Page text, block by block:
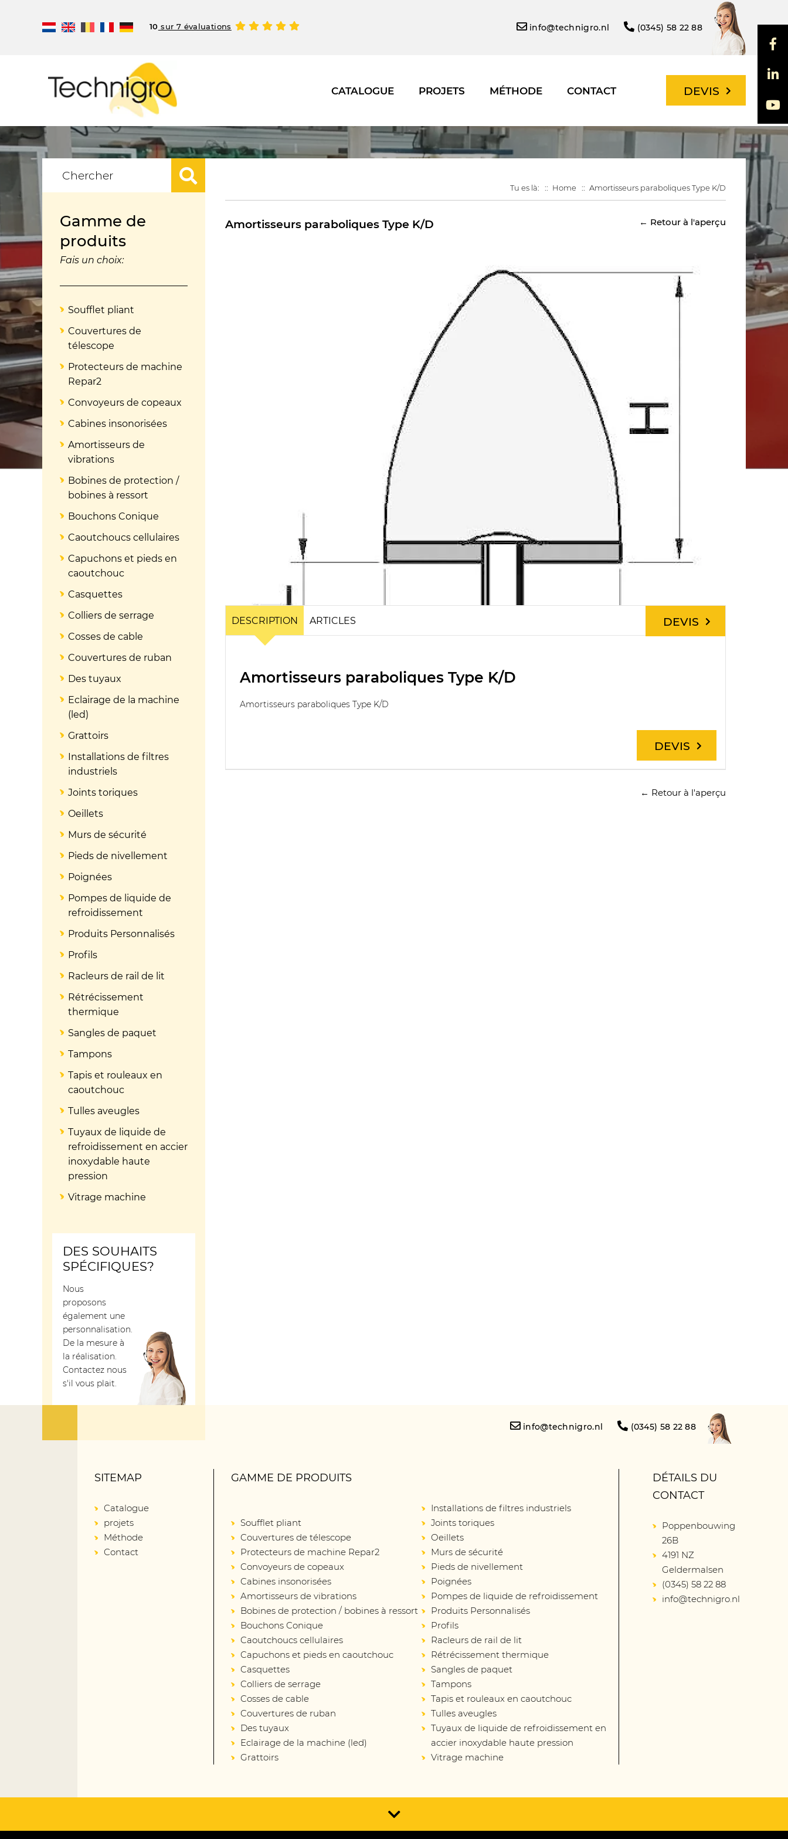
10 sur 7 évaluations info@technigro.nl (0345) 58 22 88
CATALOGUE PROJETS MÉTHODE CONTACT DEVIS
Tu es là: Home Amortisseurs paraboliques Type K/D
Amortisseurs paraboliques Type K/D ← Retour à l'aperçu
DESCRIPTION ARTICLES DEVIS
DEVIS
Amortisseurs paraboliques Type K/D
Amortisseurs paraboliques Type K/D
← Retour à l'aperçu
Gamme de
produits
Fais un choix:
Soufflet pliant
Couvertures de
télescope
Protecteurs de machine
Repar2
Convoyeurs de copeaux
Cabines insonorisées
Amortisseurs de
vibrations
Bobines de protection /
bobines à ressort
Bouchons Conique
Caoutchoucs cellulaires
Capuchons et pieds en
caoutchouc
Casquettes
Colliers de serrage
Cosses de cable
Couvertures de ruban
Des tuyaux
Eclairage de la machine
(led)
Grattoirs
Installations de filtres
industriels
Joints toriques
Oeillets
Murs de sécurité
Pieds de nivellement
Poignées
Pompes de liquide de
refroidissement
Produits Personnalisés
Profils
Racleurs de rail de lit
Rétrécissement
thermique
Sangles de paquet
Tampons
Tapis et rouleaux en
caoutchouc
Tulles aveugles
Tuyaux de liquide de
refroidissement en accier
inoxydable haute
pression
Vitrage machine
DES SOUHAITS
SPÉCIFIQUES?
Nous
proposons
également une
personnalisation.
De la mesure à
la réalisation.
Contactez nous
s'il vous plait.
info@technigro.nl (0345) 58 22 88
SITEMAP
Catalogue
projets
Méthode
Contact
GAMME DE PRODUITS
Soufflet pliant
Couvertures de télescope
Protecteurs de machine Repar2
Convoyeurs de copeaux
Cabines insonorisées
Amortisseurs de vibrations
Bobines de protection / bobines à ressort
Bouchons Conique
Caoutchoucs cellulaires
Capuchons et pieds en caoutchouc
Casquettes
Colliers de serrage
Cosses de cable
Couvertures de ruban
Des tuyaux
Eclairage de la machine (led)
Grattoirs
Installations de filtres industriels
Joints toriques
Oeillets
Murs de sécurité
Pieds de nivellement
Poignées
Pompes de liquide de refroidissement
Produits Personnalisés
Profils
Racleurs de rail de lit
Rétrécissement thermique
Sangles de paquet
Tampons
Tapis et rouleaux en caoutchouc
Tulles aveugles
Tuyaux de liquide de refroidissement en
accier inoxydable haute pression
Vitrage machine
DÉTAILS DU
CONTACT
Poppenbouwing
26B
4191 NZ
Geldermalsen
(0345) 58 22 88
info@technigro.nl